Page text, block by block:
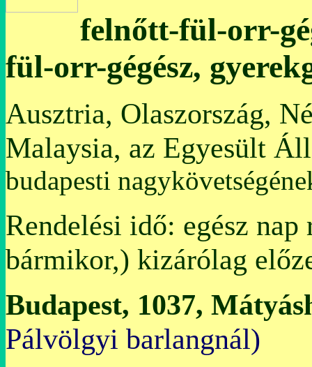
felnőtt-fül-orr-
fül-orr-gégész,
Ausztria, Olaszország,
Malaysia, az Egyesült
budapesti
Rendelési idő: egész nap
bármikor,) kizárólag
Budapest, 1037,
Pálvölgyi